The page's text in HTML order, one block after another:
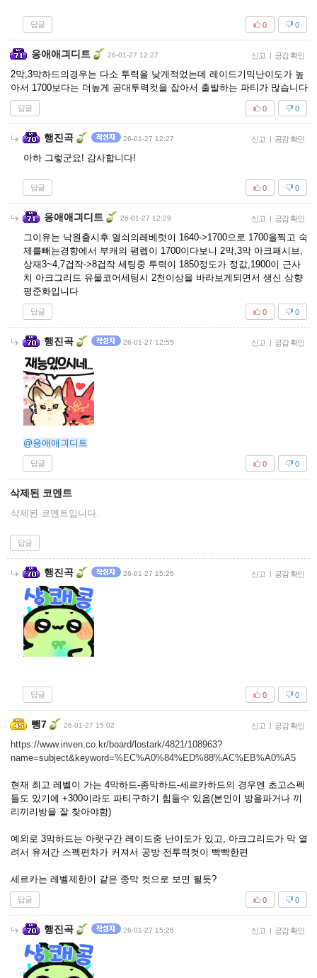
답글 0
0
응애애긔디트 26-01-27 12:27 신고 | 공감 확인
2막,3막하드의경우는 다소 투력을 낮게적었는데 레이드기믹난이도가 높
아서 1700보다는 더높게 공대투력컷을 잡아서 출발하는 파티가 많습니다
답글 0
0
행진곡 26-01-27 12:27 신고 | 공감 확인
아하 그렇군요! 감사합니다!
답글 0
0
응애애긔디트 26-01-27 12:29 신고 | 공감 확인
그이유는 낙원출시후 열쇠의레베럿이 1640->1700으로 1700을찍고 숙
제를빼는경향에서 부캐의 평렙이 1700이다보니 2막,3막 아크패시브,
상재3~4,7겁작->8겁작 세팅중 투력이 1850정도가 정값,1900이 근사
치 아크그리드 유물코어세팅시 2천이상을 바라보게되면서 생신 상향
평준화입니다
답글 0
0
행진곡 26-01-27 12:55 신고 | 공감 확인
@응애애긔디트
답글 0
0
삭제된 코멘트
삭제된 코멘트입니다.
답글
행진곡 26-01-27 15:26 신고 | 공감 확인
답글 0
0
뺑7 26-01-27 15:02 신고 | 공감 확인
https://www.inven.co.kr/board/lostark/4821/108963?
name=subject&keyword=%EC%A0%84%ED%88%AC%EB%A0%A5
현재 최고 레벨이 가는 4막하드-종막하드-세르카하드의 경우엔 초고스펙
들도 있기에 +300이라도 파티구하기 힘들수 있음(본인이 방을파거나 끼
리끼리방을 잘 찾아야함)
예외로 3막하드는 아랫구간 레이드중 난이도가 있고, 아크그리드가 막 열
려서 유저간 스펙편차가 커져서 공방 전투력컷이 빡빡한편
세르카는 레벨제한이 같은 종막 컷으로 보면 될듯?
답글 0
0
행진곡 26-01-27 15:26 신고 | 공감 확인